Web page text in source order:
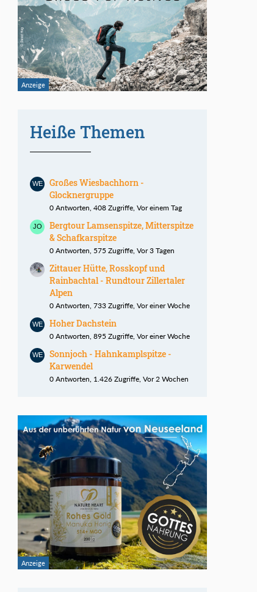
Heiße Themen
Großes Wiesbachhorn -
Glocknergruppe
0 Antworten, 408 Zugriffe, Vor einem Tag
Bergtour Lamsenspitze, Mitterspitze
& Schafkarspitze
0 Antworten, 575 Zugriffe, Vor 3 Tagen
Zittauer Hütte, Rosskopf und
Rainbachtal - Rundtour Zillertaler
Alpen
0 Antworten, 733 Zugriffe, Vor einer Woche
Hoher Dachstein
0 Antworten, 895 Zugriffe, Vor einer Woche
Sonnjoch - Hahnkamplspitze -
Karwendel
0 Antworten, 1.426 Zugriffe, Vor 2 Wochen